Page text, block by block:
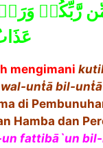
رَّبِّكُمۡ
mengimani
unṫābil-unṫā
di
Hamba dan
fattibā`un